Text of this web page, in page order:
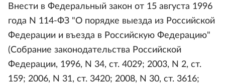
Внести в Федеральный закон от 15 августа 1996
года N 114-ФЗ "О порядке выезда из Российской
Федерации и въезда в Российскую Федерацию"
(Собрание законодательства Российской
Федерации, 1996, N 34, ст. 4029; 2003, N 2, ст.
159; 2006, N 31, ст. 3420; 2008, N 30, ст. 3616;